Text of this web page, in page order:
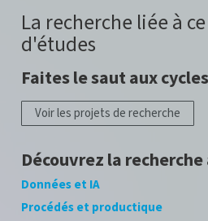
La recherche liée à
d'études
Faites le saut aux
Voir les projets de recherche
Découvrez la
Données et IA
Procédés et productique